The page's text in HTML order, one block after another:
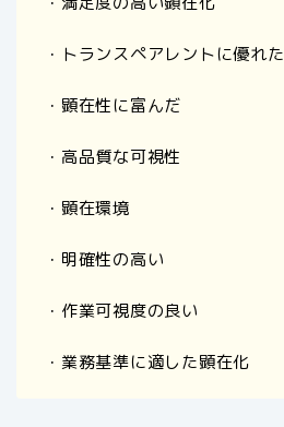
・トランスペアレントに優れた
・顕在性に富んだ
・高品質な可視性
・顕在環境
・明確性の高い
・作業可視度の良い
・業務基準に適した顕在化